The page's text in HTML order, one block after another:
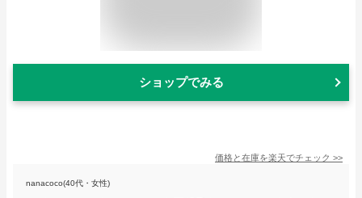
ショップでみる
価格と在庫を楽天でチェック >>
nanacoco(40代・女性)